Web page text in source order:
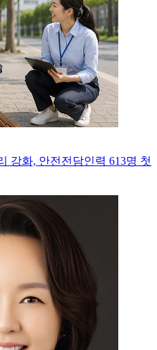
강화, 안전전담인력 613명 첫